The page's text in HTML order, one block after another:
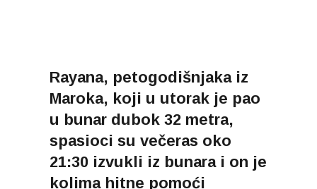
Rayana, petogodišnjaka iz
Maroka, koji u utorak je pao
u bunar dubok 32 metra,
spasioci su večeras oko
21:30 izvukli iz bunara i on je
kolima hitne pomoći